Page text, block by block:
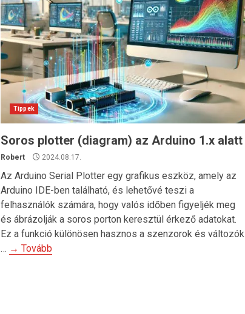
Tippek
Soros plotter (diagram) az Arduino 1.x alatt
Robert 2024.08.17.
Az Arduino Serial Plotter egy grafikus eszköz, amely az
Arduino IDE-ben található, és lehetővé teszi a
felhasználók számára, hogy valós időben figyeljék meg
és ábrázolják a soros porton keresztül érkező adatokat.
Ez a funkció különösen hasznos a szenzorok és változók
… → Tovább